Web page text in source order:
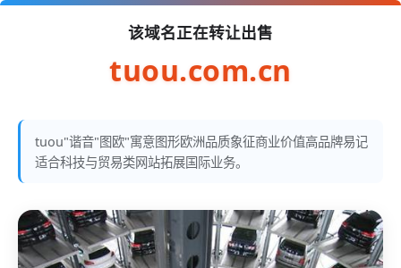
该域名正在转让出售
tuou.com.cn
tuou"谐音"图欧"寓意图形欧洲品质象征商业价值高品牌易记
适合科技与贸易类网站拓展国际业务。